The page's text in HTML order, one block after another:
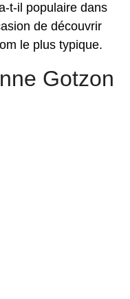
t-il populaire dans
de découvrir
le plus typique.
Gotzon